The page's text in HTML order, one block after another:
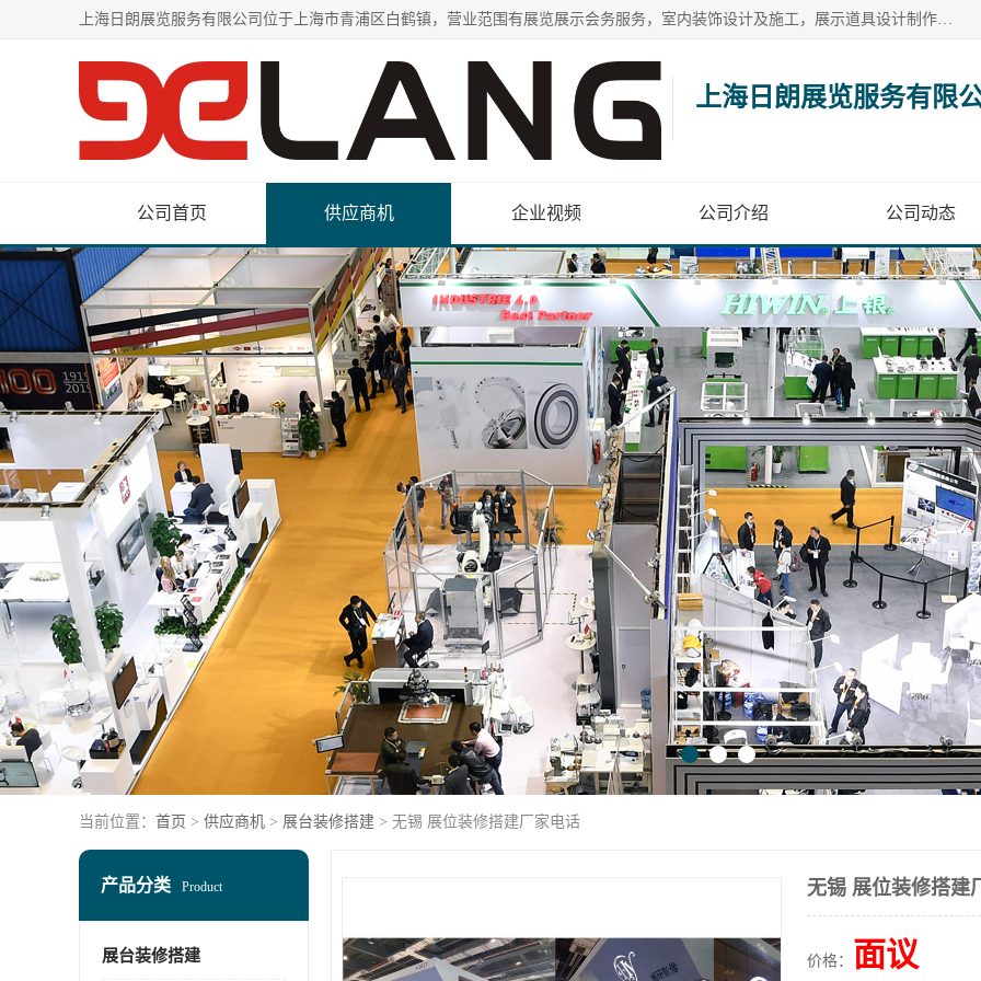
上海日朗展览服务有限公司位于上海市青浦区白鹤镇，营业范围有展览展示会务服务，室内装饰设计及施工，展示道具设计制作，舞台设计，图文设计，灯箱制作，园林绿化工程，广告装潢材料，建筑材料，办公用品，工艺礼品日用百货销售。
上海日朗展览服务有限
公司首页 供应商机 企业视频 公司介绍 公司动态
当前位置： 首页 > 供应商机 > 展台装修搭建 > 无锡 展位装修搭建厂家电话
产品分类 Product
展台装修搭建
无锡 展位装修搭建
价格： 面议